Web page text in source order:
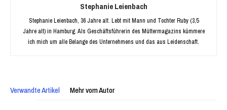
Stephanie Leienbach
Stephanie Leienbach, 36 Jahre alt. Lebt mit Mann und Tochter Ruby (3,5
Jahre alt) in Hamburg. Als Geschäftsführerin des Müttermagazins kümmere
ich mich um alle Belange des Unternehmens und das aus Leidenschaft.
Verwandte Artikel Mehr vom Autor